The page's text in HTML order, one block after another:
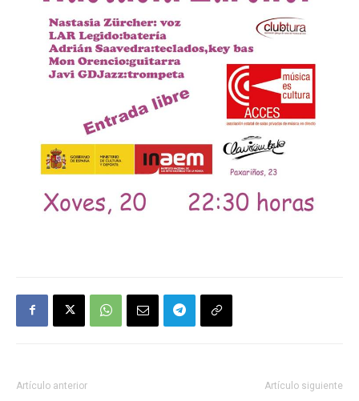
Artículo anterior Artículo siguiente